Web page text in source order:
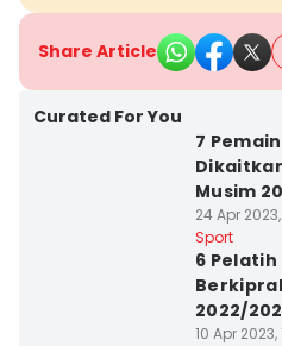
Share Article
Curated For You
7
Musim
24 Apr
Sport
6
2022/
10 Apr 2023,